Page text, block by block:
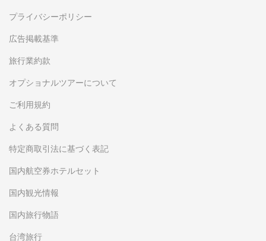
プライバシーポリシー
広告掲載基準
旅行業約款
オプショナルツアーについて
ご利用規約
よくある質問
特定商取引法に基づく表記
国内航空券ホテルセット
国内観光情報
国内旅行物語
台湾旅行